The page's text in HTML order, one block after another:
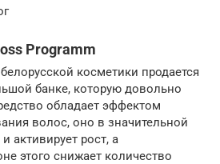
Programm
косметики продается
банке, которую довольно
обладает эффектом
волос, оно в значительной
активирует рост, а
этого снижает количество